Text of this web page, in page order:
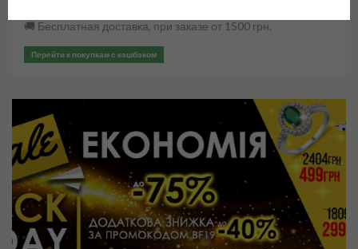
🚚 Бесплатная доставка, при заказе от 1500 грн.
Перейти к покупкам с кэшбэком